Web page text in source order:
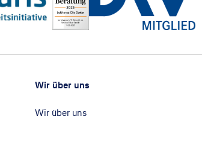
Wir über uns
Wir über uns